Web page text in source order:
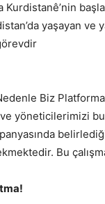
Kurdistanê’nin
yaşayan ve
Biz Platforma
yöneticilerimizi bu
Bu